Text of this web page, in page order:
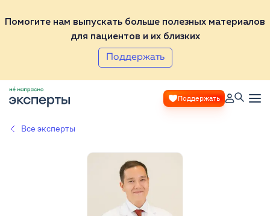
Помогите нам выпускать больше полезных материалов
для пациентов и их близких
Поддержать
Поддержать
Все эксперты